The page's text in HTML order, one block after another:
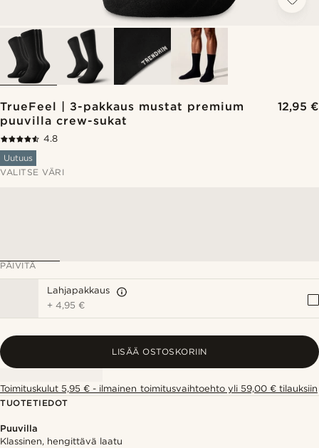
TrueFeel | 3-pakkaus mustat premium
puuvilla crew-sukat
12,95 €
4.8
Uutuus
VALITSE VÄRI
PÄIVITÄ
Lahjapakkaus
+4,95 €
LISÄÄ OSTOSKORIIN
Toimituskulut 5,95 € - ilmainen toimitusvaihtoehto yli 59,00 € tilauksiin
TUOTETIEDOT
Puuvilla
Klassinen, hengittävä laatu